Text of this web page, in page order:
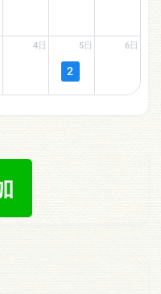
4日 5日
2
6日